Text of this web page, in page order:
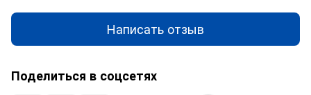
Написать отзыв
Поделиться в соцсетях